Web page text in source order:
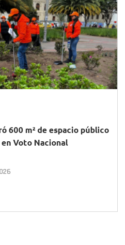
600 m² de espacio público
Voto Nacional